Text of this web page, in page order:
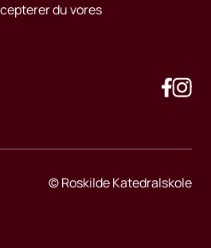
du vores
©Roskilde Katedralskole